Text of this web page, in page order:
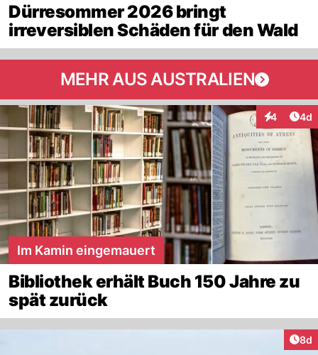
Dürresommer 2026 bringt
irreversiblen Schäden für den Wald
MEHR AUS AUSTRALIEN
4 4d
Im Kamin eingemauert
Bibliothek erhält Buch 150 Jahre zu
spät zurück
8d